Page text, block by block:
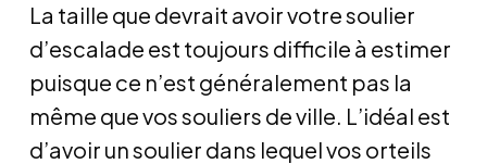
La taille que devrait avoir votre soulier
d’escalade est toujours difficile à estimer
puisque ce n’est généralement pas la
même que vos souliers de ville. L’idéal est
d’avoir un soulier dans lequel vos orteils